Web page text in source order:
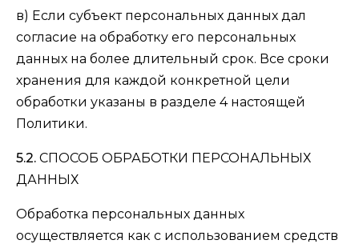
в) Если субъект персональных данных дал
согласие на обработку его персональных
данных на более длительный срок. Все сроки
хранения для каждой конкретной цели
обработки указаны в разделе 4 настоящей
Политики.
5.2. СПОСОБ ОБРАБОТКИ ПЕРСОНАЛЬНЫХ
ДАННЫХ
Обработка персональных данных
осуществляется как с использованием средств